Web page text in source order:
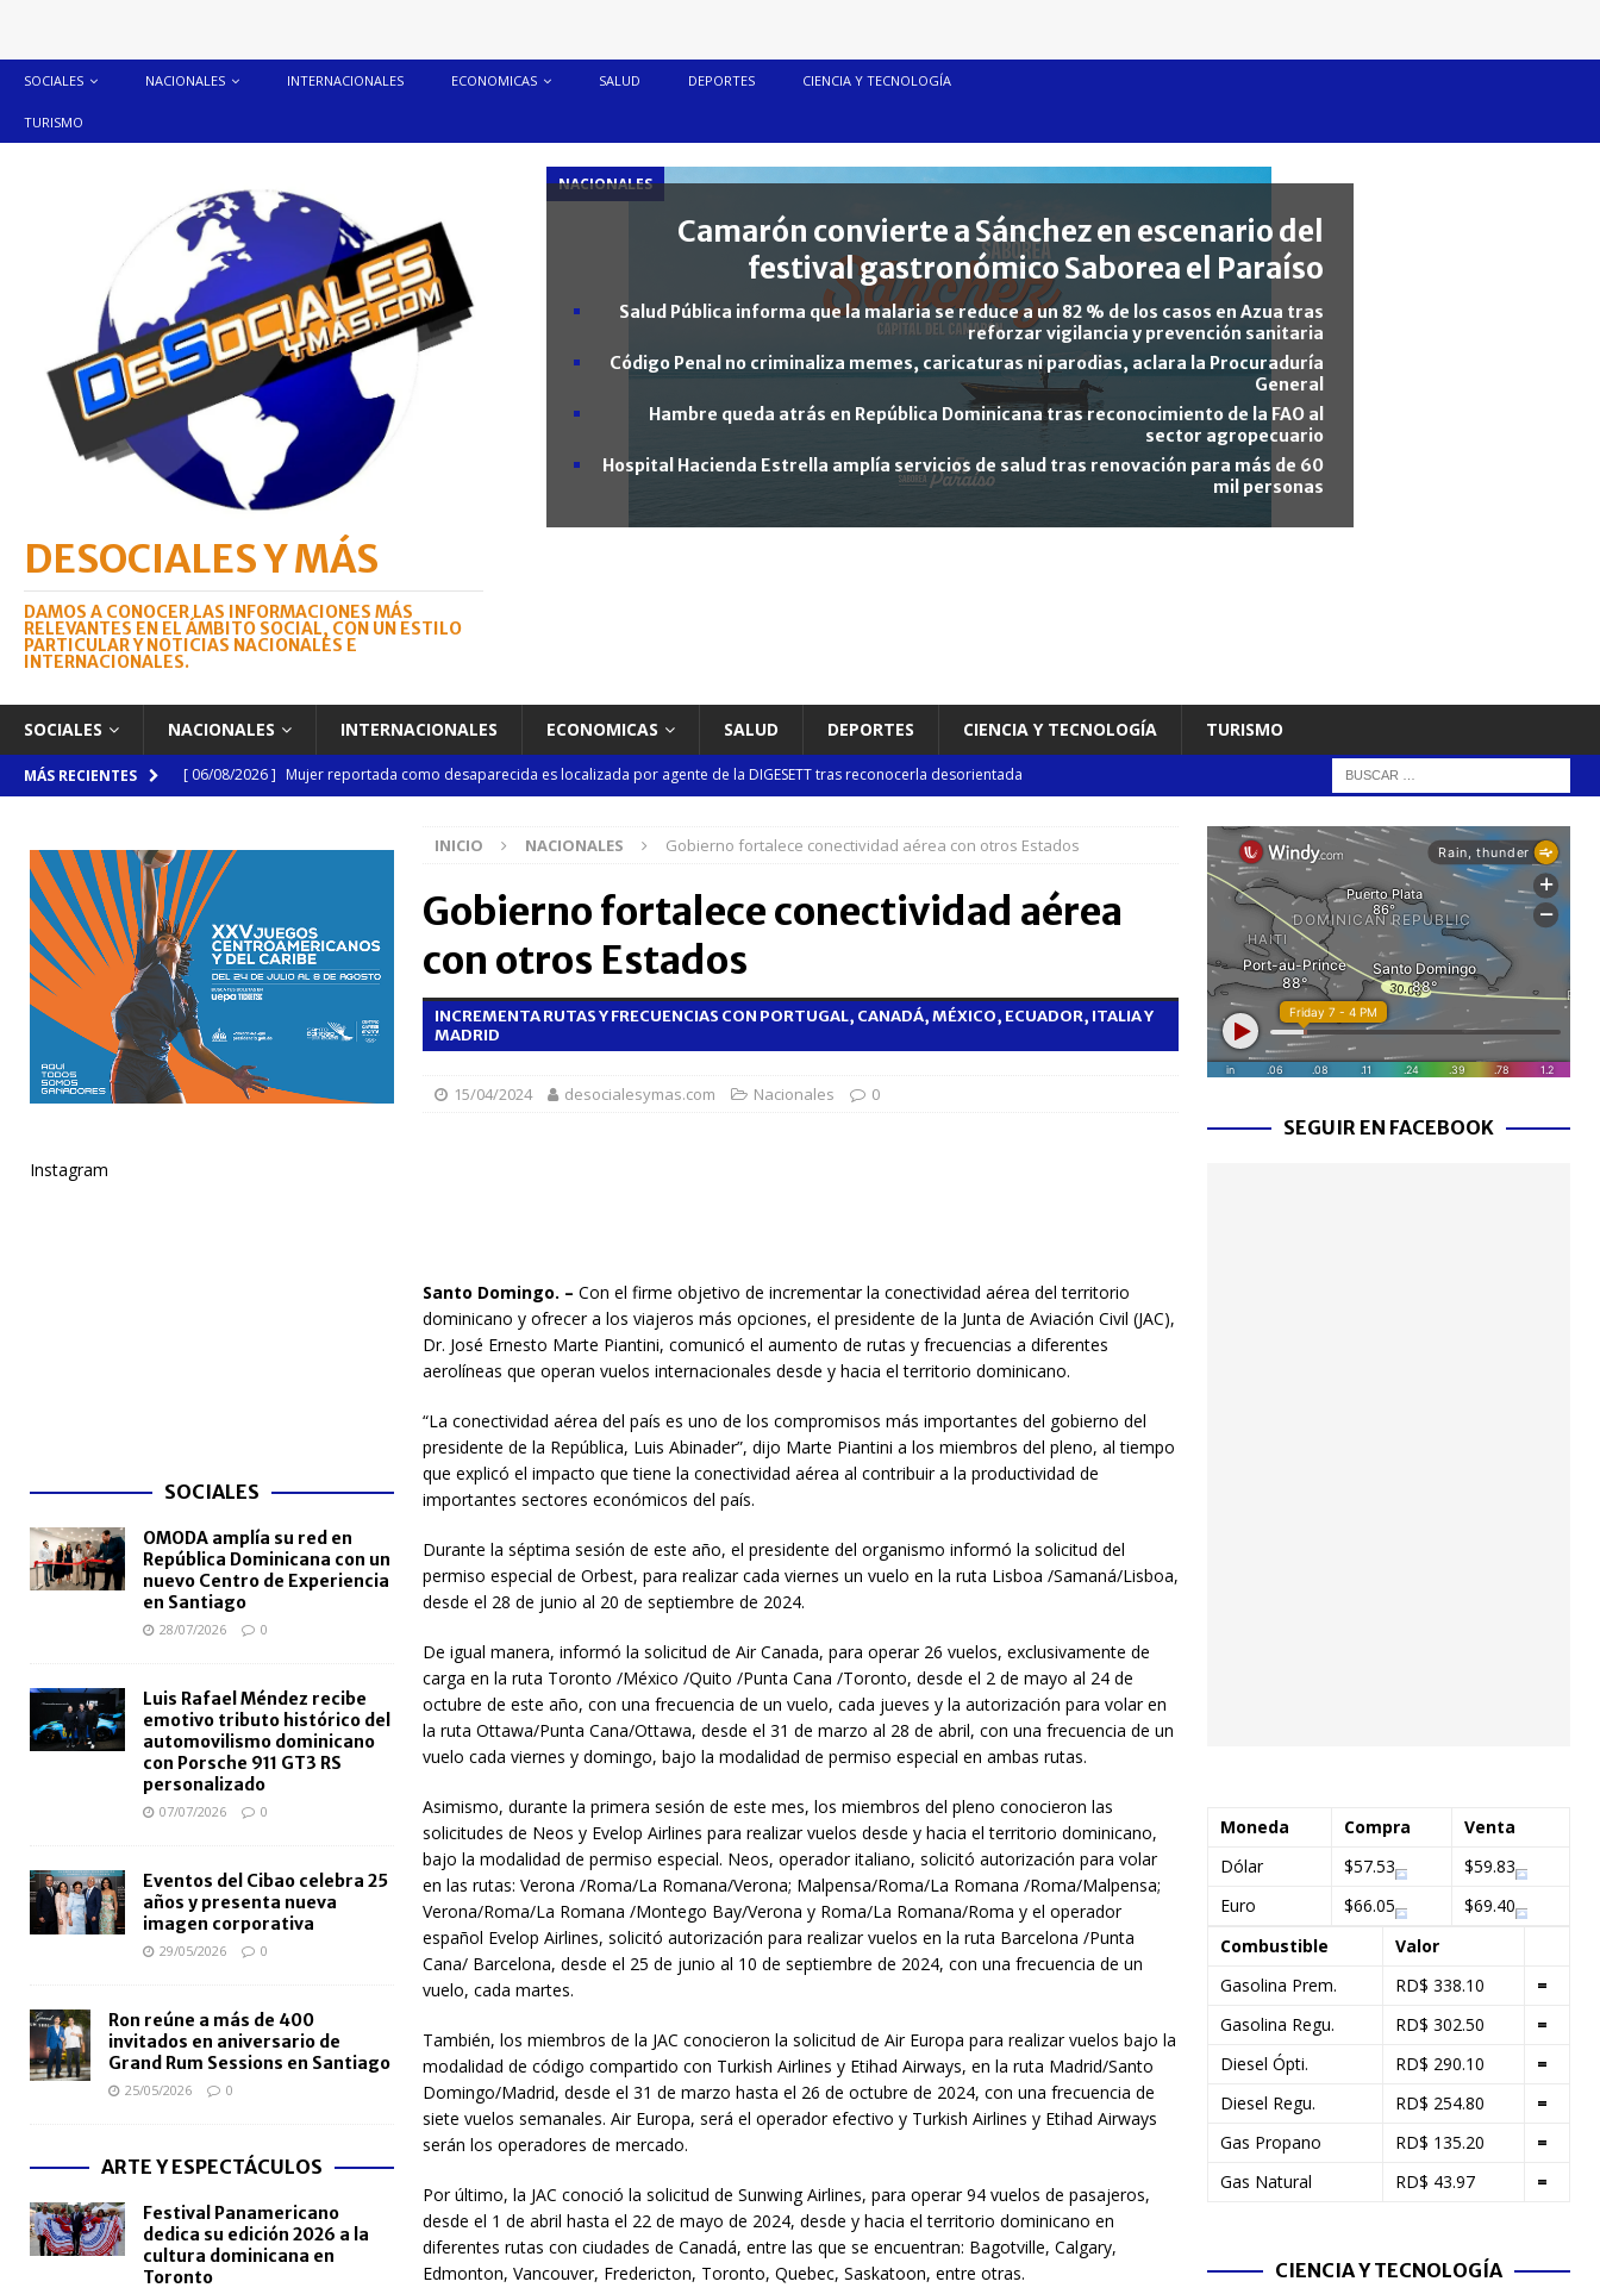
SOCIALES NACIONALES INTERNACIONALES ECONOMICAS SALUD DEPORTES CIENCIA Y TECNOLOGÍA
TURISMO
DESOCIALES Y MÁS
DAMOS A CONOCER LAS INFORMACIONES MÁS
RELEVANTES EN EL ÁMBITO SOCIAL, CON UN ESTILO
PARTICULAR Y NOTICIAS NACIONALES E
INTERNACIONALES.
NACIONALES
Camarón convierte a Sánchez en escenario del
festival gastronómico Saborea el Paraíso
Salud Pública informa que la malaria se reduce a un 82 % de los casos en Azua tras
reforzar vigilancia y prevención sanitaria
Código Penal no criminaliza memes, caricaturas ni parodias, aclara la Procuraduría
General
Hambre queda atrás en República Dominicana tras reconocimiento de la FAO al
sector agropecuario
Hospital Hacienda Estrella amplía servicios de salud tras renovación para más de 60
mil personas
SOCIALES NACIONALES INTERNACIONALES ECONOMICAS SALUD DEPORTES CIENCIA Y TECNOLOGÍA TURISMO
MÁS RECIENTES [ 06/08/2026 ] Mujer reportada como desaparecida es localizada por agente de la DIGESETT tras reconocerla desorientada
[ 06/08/2026 ] Becas internacionales benefician a 1,500 jóvenes dominicanos para estudiar maestrías y doctorados en el
extranjero
[ 05/08/2026 ] Meta RD 2036 reúne a Gobierno, universidades y sector privado para definir la estrategia de desarrollo
nacional
NACIONALES
[ 05/08/2026 ]
Lactancia materna fortalece la salud del bebé y la madre, destaca Hospiten Santo Domingo
SALUD
[ 05/08/2026 ]
TRAE incorpora 29 autobuses para ampliar el transporte escolar antes del inicio del año lectivo 2026-2027
NACIONALES
Arritmia puede explicar por qué el corazón se acelera o parece saltarse latidos
SALUD
Amistad 2026 llevará atención médica gratuita y capacitación sanitaria a La Vega
SALUD
Migración somete a la justicia a hombre acusado de agredir agentes durante operativo en Hato Mayor
INICIO NACIONALES Gobierno fortalece conectividad aérea con otros Estados
Gobierno fortalece conectividad aérea
con otros Estados
INCREMENTA RUTAS Y FRECUENCIAS CON PORTUGAL, CANADÁ, MÉXICO, ECUADOR, ITALIA Y
MADRID
15/04/2024 desocialesymas.com Nacionales 0
Santo Domingo. – Con el firme objetivo de incrementar la conectividad aérea del territorio
dominicano y ofrecer a los viajeros más opciones, el presidente de la Junta de Aviación Civil (JAC),
Dr. José Ernesto Marte Piantini, comunicó el aumento de rutas y frecuencias a diferentes
aerolíneas que operan vuelos internacionales desde y hacia el territorio dominicano.
“La conectividad aérea del país es uno de los compromisos más importantes del gobierno del
presidente de la República, Luis Abinader”, dijo Marte Piantini a los miembros del pleno, al tiempo
que explicó el impacto que tiene la conectividad aérea al contribuir a la productividad de
importantes sectores económicos del país.
Durante la séptima sesión de este año, el presidente del organismo informó la solicitud del
permiso especial de Orbest, para realizar cada viernes un vuelo en la ruta Lisboa /Samaná/Lisboa,
desde el 28 de junio al 20 de septiembre de 2024.
De igual manera, informó la solicitud de Air Canada, para operar 26 vuelos, exclusivamente de
carga en la ruta Toronto /México /Quito /Punta Cana /Toronto, desde el 2 de mayo al 24 de
octubre de este año, con una frecuencia de un vuelo, cada jueves y la autorización para volar en
la ruta Ottawa/Punta Cana/Ottawa, desde el 31 de marzo al 28 de abril, con una frecuencia de un
vuelo cada viernes y domingo, bajo la modalidad de permiso especial en ambas rutas.
Asimismo, durante la primera sesión de este mes, los miembros del pleno conocieron las
solicitudes de Neos y Evelop Airlines para realizar vuelos desde y hacia el territorio dominicano,
bajo la modalidad de permiso especial. Neos, operador italiano, solicitó autorización para volar
en las rutas: Verona /Roma/La Romana/Verona; Malpensa/Roma/La Romana /Roma/Malpensa;
Verona/Roma/La Romana /Montego Bay/Verona y Roma/La Romana/Roma y el operador
español Evelop Airlines, solicitó autorización para realizar vuelos en la ruta Barcelona /Punta
Cana/ Barcelona, desde el 25 de junio al 10 de septiembre de 2024, con una frecuencia de un
vuelo, cada martes.
También, los miembros de la JAC conocieron la solicitud de Air Europa para realizar vuelos bajo la
modalidad de código compartido con Turkish Airlines y Etihad Airways, en la ruta Madrid/Santo
Domingo/Madrid, desde el 31 de marzo hasta el 26 de octubre de 2024, con una frecuencia de
siete vuelos semanales. Air Europa, será el operador efectivo y Turkish Airlines y Etihad Airways
serán los operadores de mercado.
Por último, la JAC conoció la solicitud de Sunwing Airlines, para operar 94 vuelos de pasajeros,
desde el 1 de abril hasta el 22 de mayo de 2024, desde y hacia el territorio dominicano en
diferentes rutas con ciudades de Canadá, entre las que se encuentran: Bagotville, Calgary,
Edmonton, Vancouver, Fredericton, Toronto, Quebec, Saskatoon, entre otras.
Instagram
SOCIALES
OMODA amplía su red en
República Dominicana con un
nuevo Centro de Experiencia
en Santiago
28/07/2026 0
Luis Rafael Méndez recibe
emotivo tributo histórico del
automovilismo dominicano
con Porsche 911 GT3 RS
personalizado
07/07/2026 0
Eventos del Cibao celebra 25
años y presenta nueva
imagen corporativa
29/05/2026 0
Ron reúne a más de 400
invitados en aniversario de
Grand Rum Sessions en Santiago
25/05/2026 0
ARTE Y ESPECTÁCULOS
Festival Panamericano
dedica su edición 2026 a la
cultura dominicana en
Toronto
SEGUIR EN FACEBOOK
Moneda Compra
Venta
Dólar
$57.53
$59.83
Euro
$66.05
$69.40
Combustible
Valor
Gasolina Prem.
RD$ 338.10
=
Gasolina Regu.
RD$ 302.50
=
Diesel Ópti.
RD$ 290.10
=
Diesel Regu.
RD$ 254.80
=
Gas Propano
RD$ 135.20
=
Gas Natural
RD$ 43.97 =
CIENCIA Y TECNOLOGÍA